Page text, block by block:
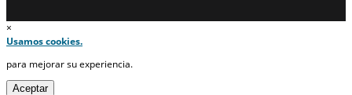
×
Usamos cookies.
para mejorar su experiencia.
Aceptar